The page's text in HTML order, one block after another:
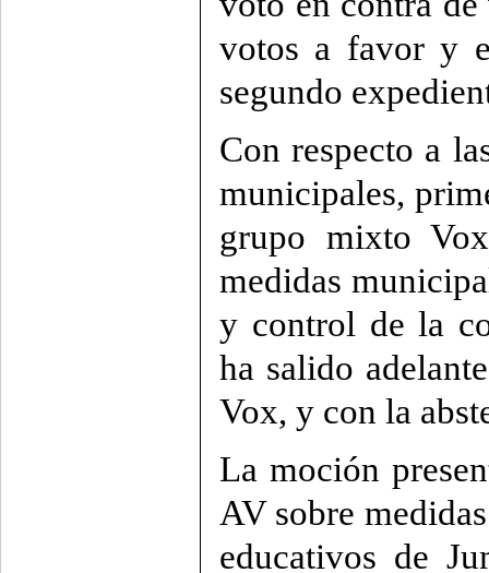
votos a favor y
segundo
Con respecto a
municipales,
grupo mixto
medidas
y control de la
ha salido
Vox, y con la
La moción
AV sobre
educativos de